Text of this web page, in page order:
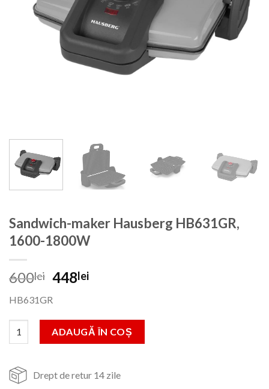
Sandwich-maker Hausberg HB631GR,
1600-1800W
600lei Prețul
a
fost:
600lei.
448leiPrețul
448lei.
HB631GR
Cantitate Sandwich-maker Hausberg HB631GR, 1600-1800W
ADAUGĂ ÎN COȘ
Drept de retur 14 zile